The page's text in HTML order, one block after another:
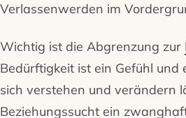
Verlassenwerden im
Wichtig ist die Abgrenzung zur
Bedürftigkeit ist ein Gefühl und
sich verstehen und verändern
Beziehungssucht ein